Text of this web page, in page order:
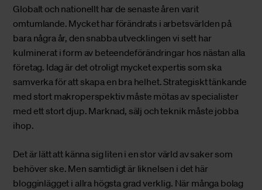
Globalt och nationellt har de senaste åren varit
omtumlande. Mycket har förändrats i arbetsvärlden på
bara några år, den snabba utvecklingen vi sett har
kulminerat i form av beteendeförändringar hos nästan alla
företag. Idag är det otroligt mycket expertis som ska
samverka för att skapa en bra helhet. Strategiskt tänkande
med stort makroperspektiv måste mötas av specialister
med ett stort djup. Marknad, sälj och teknik måste jobba
ihop.
Det är lätt att känna sig liten i en stor värld av saker som
behöver ske. Men samtidigt är liknelsen i det här
blogginlägget i allra högsta grad verklig. När många bolag